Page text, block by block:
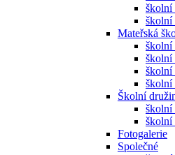
školní
školní
Mateřská
školní
školní
školní
školní
Školní
školní
školní
Fotogalerie
Společné